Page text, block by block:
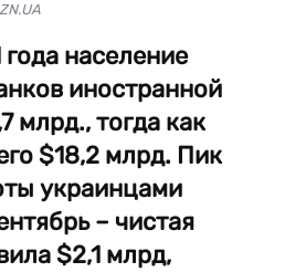
население
иностранной
млрд., тогда как
$18,2 млрд. Пик
украинцами
– чистая
$2,1 млрд,